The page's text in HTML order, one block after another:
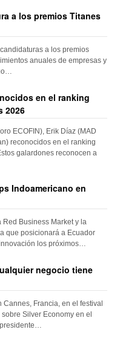
a los premios Titanes
a los premios
anuales de empresas y
en el ranking
2026
ECOFIN), Erik Díaz (MAD
reconocidos en el ranking
galardones reconocen a
Indoamericano en
Red Business Market y la
que posicionará a Ecuador
los próximos…
negocio tiene
Francia, en el festival
Silver Economy en el